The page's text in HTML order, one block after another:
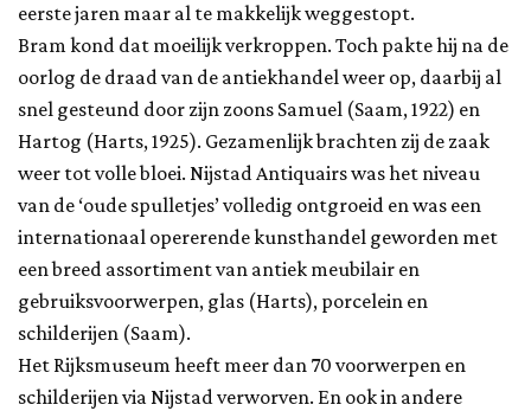
eerste jaren maar al te makkelijk weggestopt.
Bram kond dat moeilijk verkroppen. Toch pakte hij na de
oorlog de draad van de antiekhandel weer op, daarbij al
snel gesteund door zijn zoons Samuel (Saam, 1922) en
Hartog (Harts, 1925). Gezamenlijk brachten zij de zaak
weer tot volle bloei. Nijstad Antiquairs was het niveau
van de ‘oude spulletjes’ volledig ontgroeid en was een
internationaal opererende kunsthandel geworden met
een breed assortiment van antiek meubilair en
gebruiksvoorwerpen, glas (Harts), porcelein en
schilderijen (Saam).
Het Rijksmuseum heeft meer dan 70 voorwerpen en
schilderijen via Nijstad verworven. En ook in andere